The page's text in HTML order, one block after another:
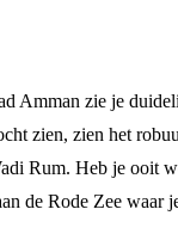
Amman zie je
zien, zien het
Rum. Heb je ooit
de Rode Zee waar